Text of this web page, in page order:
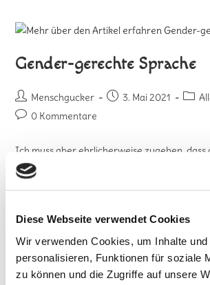
Diese Webseite verwendet Cookies
Wir verwenden Cookies, um Inhalte
personalisieren, Funktionen für soziale
zu können und die Zugriffe auf unsere
Gender-gerechte Sprache
Menschgucker 3. Mai 2021
0 Kommentare
Ich muss aber ehrlicherweise zugeben, dass
inklusiven Schreibweise (Männer sind
den neuen Weg durchzuhalten.
Weiterlesen